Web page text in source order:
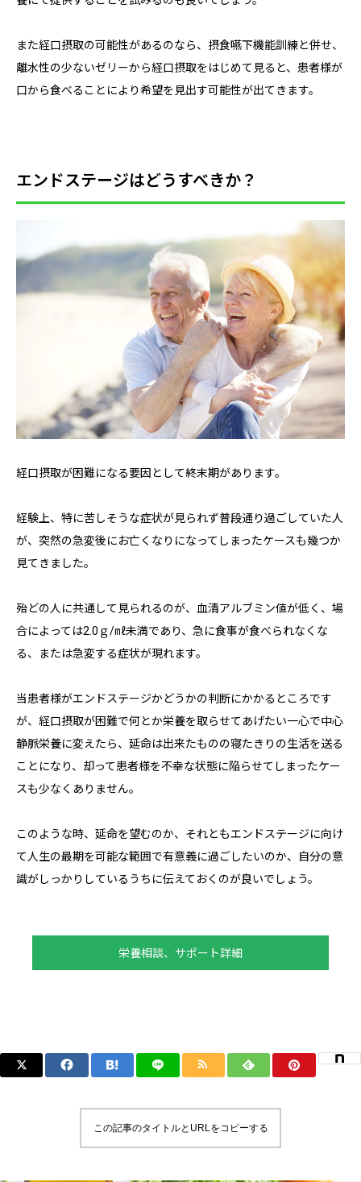
また経口摂取の可能性があるのなら、摂食嚥下機能訓練と併せ、
離水性の少ないゼリーから経口摂取をはじめて見ると、患者様が
口から食べることにより希望を見出す可能性が出てきます。
エンドステージはどうすべきか？
経口摂取が困難になる要因として終末期があります。
経験上、特に苦しそうな症状が見られず普段通り過ごしていた人
が、突然の急変後にお亡くなりになってしまったケースも幾つか
見てきました。
殆どの人に共通して見られるのが、血清アルブミン値が低く、場
合によっては2.0ｇ/㎖未満であり、急に食事が食べられなくな
る、または急変する症状が現れます。
当患者様がエンドステージかどうかの判断にかかるところです
が、経口摂取が困難で何とか栄養を取らせてあげたい一心で中心
静脈栄養に変えたら、延命は出来たものの寝たきりの生活を送る
ことになり、却って患者様を不幸な状態に陥らせてしまったケー
スも少なくありません。
このような時、延命を望むのか、それともエンドステージに向け
て人生の最期を可能な範囲で有意義に過ごしたいのか、自分の意
識がしっかりしているうちに伝えておくのが良いでしょう。
栄養相談、サポート詳細
この記事のタイトルとURLをコピーする